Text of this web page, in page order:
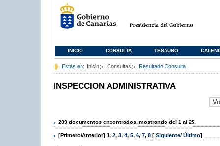
INICIO CONSULTA TESAURO
Estás en: Inicio Consultas Resultado Consulta
INSPECCION ADMINISTRATIVA
209 documentos encontrados, mostrando del 1 al 25.
[Primero/Anterior] 1, 2, 3, 4, 5, 6, 7, 8 [ Siguiente/ Último]